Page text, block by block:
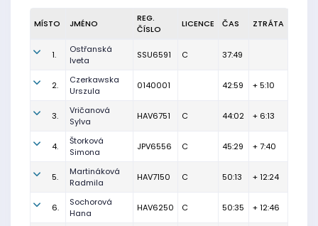
MÍSTO JMÉNO
REG.
ČÍSLO
LICENCE ČAS ZTRÁTA
1.
Ostřanská
Iveta
SSU6591 C 37:49
2.
Czerkawska
Urszula
0140001 42:59 + 5:10
3.
Vričanová
Sylva
HAV6751 C 44:02 + 6:13
4.
Štorková
Simona
JPV6556 C 45:29 + 7:40
5.
Martináková
Radmila
HAV7150 C 50:13 + 12:24
6.
Sochorová
Hana
HAV6250 C 50:35 + 12:46